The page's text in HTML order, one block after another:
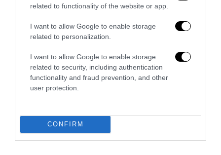
related to functionality of the website or app.
I want to allow Google to enable storage
related to personalization.
I want to allow Google to enable storage
related to security, including authentication
functionality and fraud prevention, and other
user protection.
CONFIRM
La sinistra è così serva delle toghe da odiare persino il